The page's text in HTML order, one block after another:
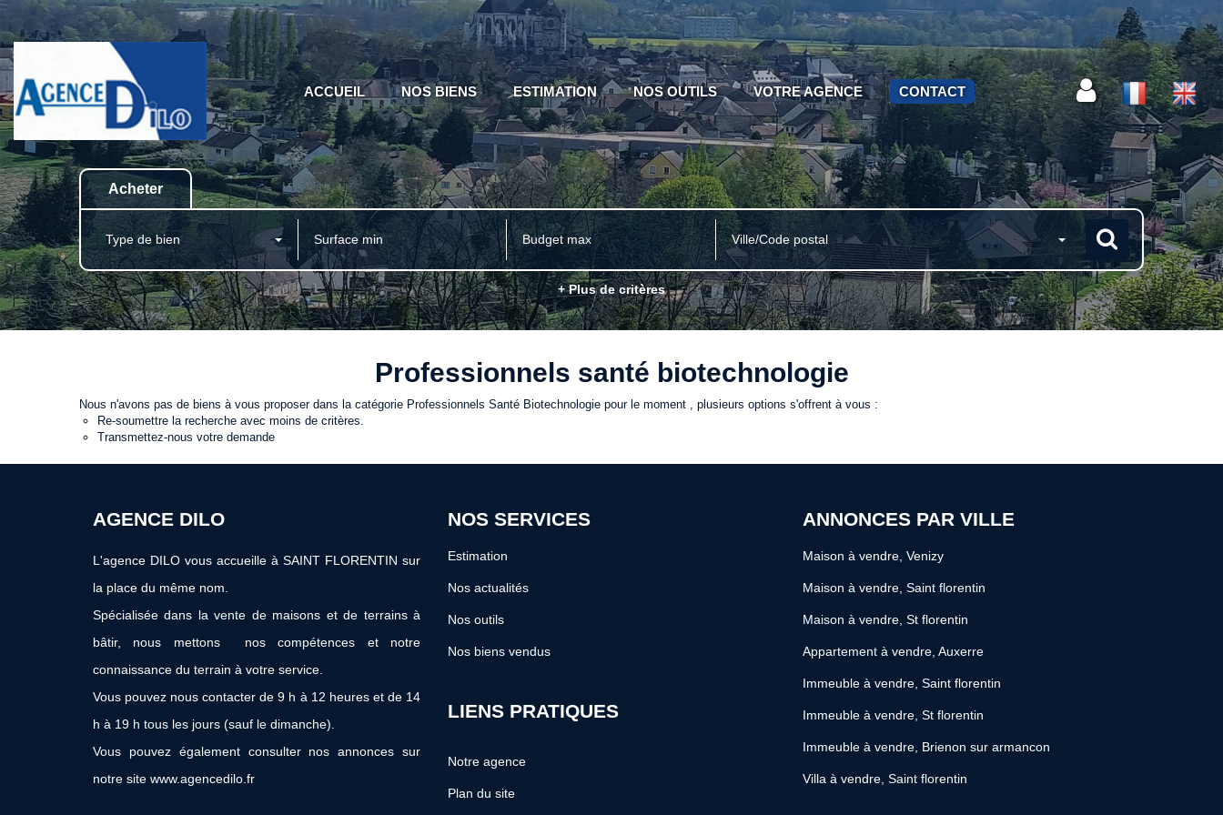
ACCUEIL NOS BIENS ESTIMATION NOS OUTILS VOTRE AGENCE CONTACT
Acheter
Type de bien Ville/Code postal
+ Plus de critères
Professionnels santé biotechnologie
Nous n'avons pas de biens à vous proposer dans la catégorie Professionnels Santé Biotechnologie pour le moment , plusieurs options s'offrent à vous :
Re-soumettre la recherche avec moins de critères.
Transmettez-nous votre demande
AGENCE DILO
L'agence DILO vous accueille à SAINT FLORENTIN sur
la place du même nom.
Spécialisée dans la vente de maisons et de terrains à
bâtir, nous mettons nos compétences et notre
connaissance du terrain à votre service.
Vous pouvez nous contacter de 9 h à 12 heures et de 14
h à 19 h tous les jours (sauf le dimanche).
Vous pouvez également consulter nos annonces sur
notre site www.agencedilo.fr
NOS SERVICES
Estimation
Nos actualités
Nos outils
Nos biens vendus
LIENS PRATIQUES
Notre agence
Plan du site
ANNONCES PAR VILLE
Maison à vendre, Venizy
Maison à vendre, Saint florentin
Maison à vendre, St florentin
Appartement à vendre, Auxerre
Immeuble à vendre, Saint florentin
Immeuble à vendre, St florentin
Immeuble à vendre, Brienon sur armancon
Villa à vendre, Saint florentin